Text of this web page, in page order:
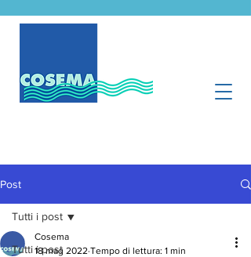
Post
Tutti i post
Tutti i post
Cosema
18 mag 2022 Tempo di lettura: 1 min